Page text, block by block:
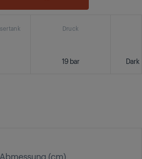
Druck
19 bar Dark
Abmessung (cm)